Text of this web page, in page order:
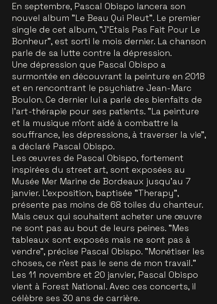
En septembre, Pascal Obispo lancera son
nouvel album "Le Beau Qui Pleut". Le premier
single de cet album, "J'Etais Pas Fait Pour Le
Bonheur", est sorti le mois dernier. La chanson
parle de sa lutte contre la dépression.
Une dépression que Pascal Obispo a
surmontée en découvrant la peinture en 2018
et en rencontrant le psychiatre Jean-Marc
Boulon. Ce dernier lui a parlé des bienfaits de
l'art-thérapie pour ses patients. "La peinture
et la musique m’ont aidé à combattre la
souffrance, les dépressions, à traverser la vie",
a déclaré Pascal Obispo.
Les œuvres de Pascal Obispo, fortement
inspirées du street art, sont exposées au
Musée Mer Marine de Bordeaux jusqu'au 7
janvier. L'exposition, baptisée "Therapy",
présente pas moins de 68 toiles du chanteur.
Mais ceux qui souhaitent acheter une œuvre
ne sont pas au bout de leurs peines. "Mes
tableaux sont exposés mais ne sont pas à
vendre", précise Pascal Obispo. "Monétiser les
choses, ce n’est pas le sens de mon travail."
Les 11 novembre et 20 janvier, Pascal Obispo
vient à Forest National. Avec ces concerts, il
célèbre ses 30 ans de carrière.